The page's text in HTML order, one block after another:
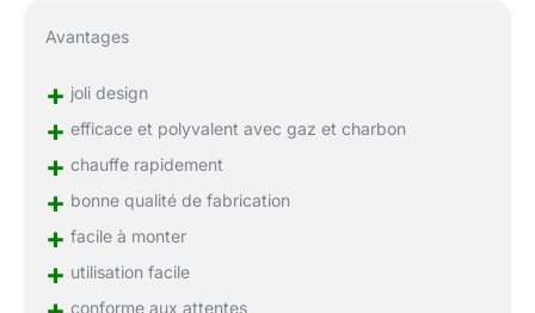
Avantages
+ joli design
+ efficace et polyvalent avec gaz et charbon
+ chauffe rapidement
+ bonne qualité de fabrication
+ facile à monter
+ utilisation facile
conforme aux attentes